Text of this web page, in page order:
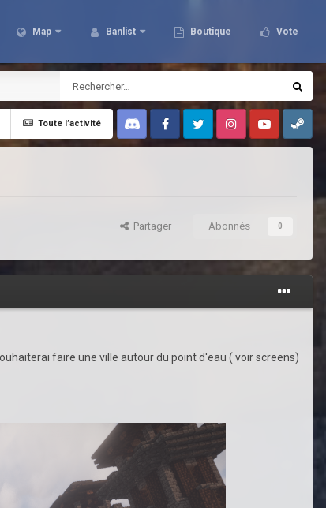
Map Banlist Boutique Vote
Toute l’activité
Discord FacebookTwitter InstagramYoutubeSteam
Partager Abonnés 0
faire une ville autour du point d'eau ( voir screens)